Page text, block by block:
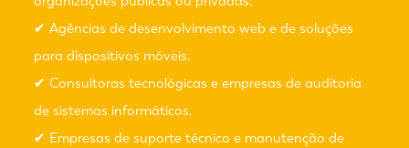
✔ Agências de desenvolvimento web e de soluções
para dispositivos móveis.
✔ Consultoras tecnológicas e empresas de auditoria
de sistemas informáticos.
✔ Empresas de suporte técnico e manutenção de